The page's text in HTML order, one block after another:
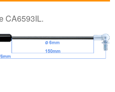
CA6593IL.